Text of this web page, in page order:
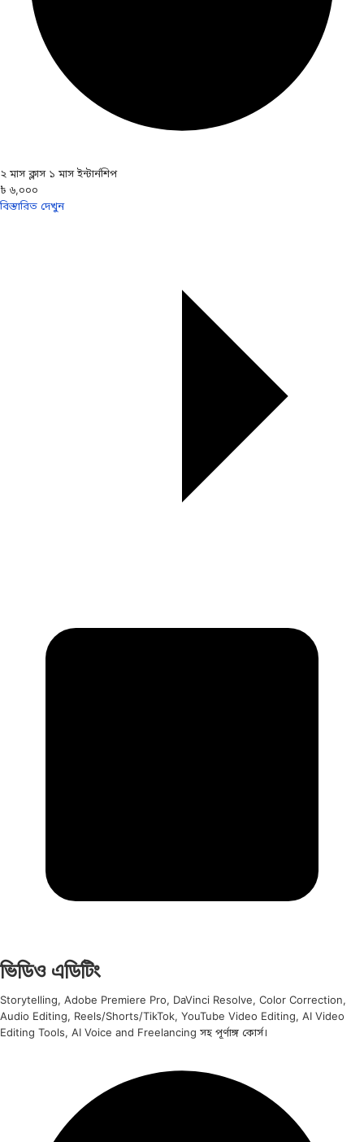
২ মাস ক্লাস ১ মাস ইন্টার্নশিপ
৳ ৬,০০০
বিস্তারিত দেখুন
ভিডিও এডিটিং
Storytelling, Adobe Premiere Pro, DaVinci Resolve, Color Correction,
Audio Editing, Reels/Shorts/TikTok, YouTube Video Editing, AI Video
Editing Tools, AI Voice and Freelancing সহ পূর্ণাঙ্গ কোর্স।